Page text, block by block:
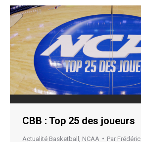
CBB : Top 25 des joueurs
Actualité Basketball NCAA Par Frédéric